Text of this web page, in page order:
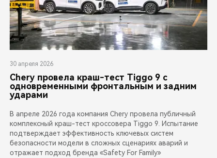
30 апреля 2026
Chery провела краш-тест Tiggo 9 с
одновременными фронтальным и задним
ударами
В апреле 2026 года компания Chery провела публичный
комплексный краш-тест кроссовера Tiggo 9. Испытание
подтверждает эффективность ключевых систем
безопасности модели в сложных сценариях аварий и
отражает подход бренда «Safety For Family»